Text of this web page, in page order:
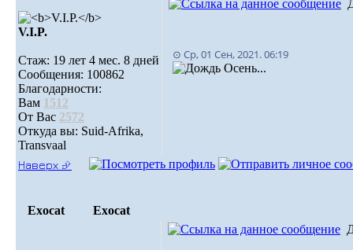
V.I.P.
Стаж: 19 лет 4 мес. 8 дней
Сообщения: 100862
Благодарности:
Вам 1512
От Вас 2572
Откуда вы: Suid-Afrika,
Transvaal
⊙ Ср, 01 Сен, 2021. 06:19
Осень...
Наверх ⮵
Exocat Exocat